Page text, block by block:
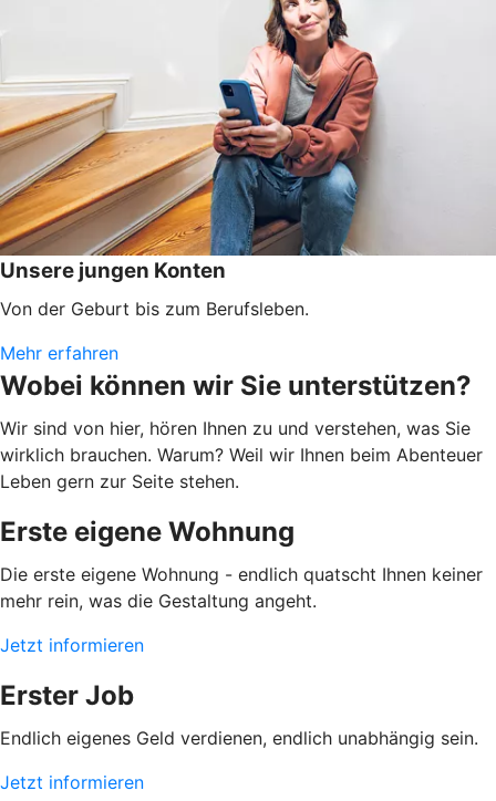
Unsere jungen Konten
Von der Geburt bis zum Berufsleben.
Mehr erfahren
Wobei können wir Sie unterstützen?
Wir sind von hier, hören Ihnen zu und verstehen, was Sie
wirklich brauchen. Warum? Weil wir Ihnen beim Abenteuer
Leben gern zur Seite stehen.
Erste eigene Wohnung
Die erste eigene Wohnung - endlich quatscht Ihnen keiner
mehr rein, was die Gestaltung angeht.
Jetzt informieren
Erster Job
Endlich eigenes Geld verdienen, endlich unabhängig sein.
Jetzt informieren